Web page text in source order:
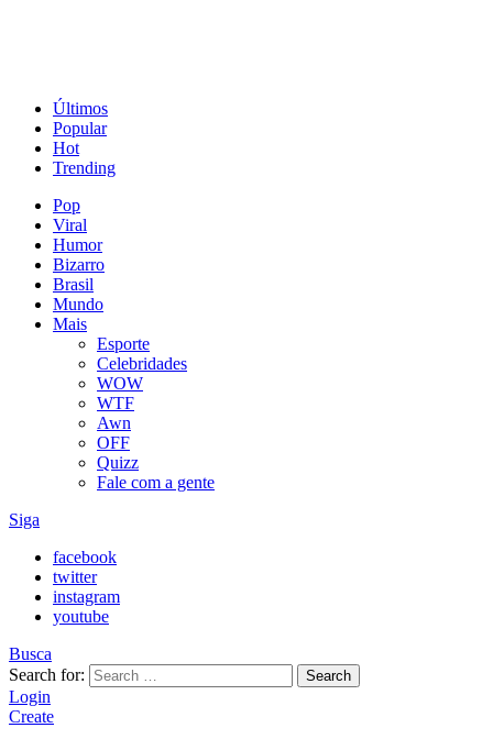
Últimos
Popular
Hot
Trending
Pop
Viral
Humor
Bizarro
Brasil
Mundo
Mais
Esporte
Celebridades
WOW
WTF
Awn
OFF
Quizz
Fale com a gente
Siga
facebook
twitter
instagram
youtube
Busca
Search for:
Search
Login
Create